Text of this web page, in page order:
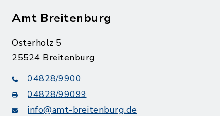
Amt Breitenburg
Osterholz 5
25524 Breitenburg
04828/9900
04828/99099
info@amt-breitenburg.de